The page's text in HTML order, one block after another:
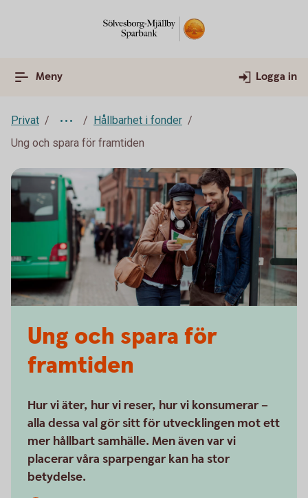
Meny Logga in
Privat
Hållbarhet i fonder
Ung och spara för framtiden
Ung och spara för
framtiden
Hur vi äter, hur vi reser, hur vi konsumerar –
alla dessa val gör sitt för utvecklingen mot ett
mer hållbart samhälle. Men även var vi
placerar våra sparpengar kan ha stor
betydelse.